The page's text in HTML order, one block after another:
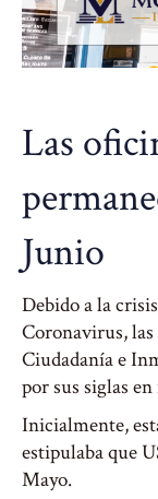
Las
Junio
Debido a la
Coronavirus, las
Ciudadanía e
por sus siglas
Inicialmente,
estipulaba que
Mayo.